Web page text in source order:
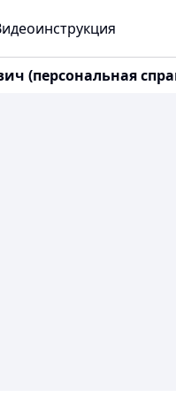
(персональная